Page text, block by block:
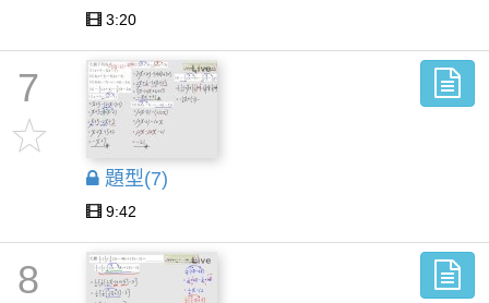
3:20
7
題型(7)
9:42
8